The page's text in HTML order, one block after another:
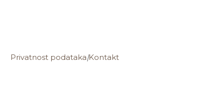
Privatnost podataka|Kontakt